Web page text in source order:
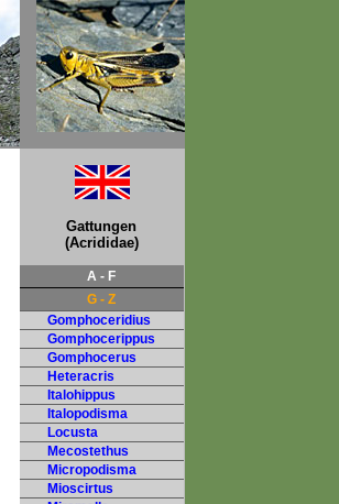
Gattungen
(Acrididae)
A - F
G - Z
Gomphoceridius
Gomphocerippus
Gomphocerus
Heteracris
Italohippus
Italopodisma
Locusta
Mecostethus
Micropodisma
Mioscirtus